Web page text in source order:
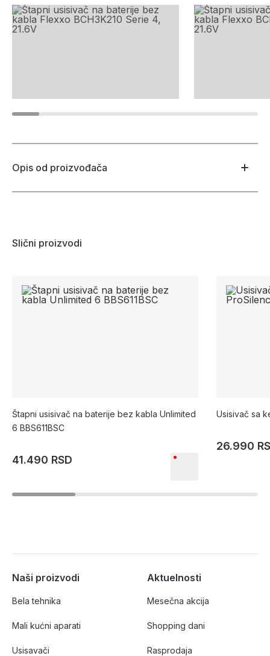
Opis od proizvođača
Slični proizvodi
Štapni usisivač na baterije bez kabla Unlimited
6 BBS611BSC
41.490 RSD
Usisivač sa
26.990
Naši proizvodi
Bela tehnika
Mali kućni aparati
Usisavači
Aktuelnosti
Mesečna akcija
Shopping dani
Rasprodaja